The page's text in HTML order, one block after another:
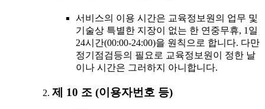
서비스의 이용 시간은 교육정보원의 업무 및
기술상 특별한 지장이 없는 한 연중무휴, 1일
24시간(00:00-24:00)을 원칙으로 합니다. 다만
정기점검등의 필요로 교육정보원이 정한 날
이나 시간은 그러하지 아니합니다.
제 10 조 (이용자번호 등)